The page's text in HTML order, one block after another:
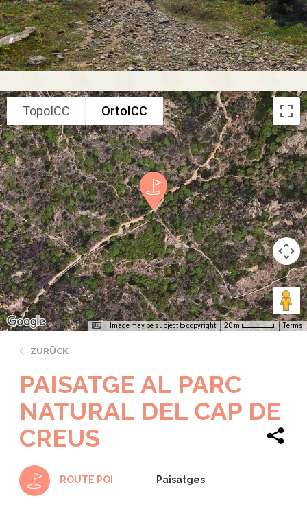
TopoICC OrtoICC
Image may be subject to copyright 20 m Terms
ZURÜCK
PAISATGE AL PARC
NATURAL DEL CAP DE
CREUS
ROUTE POI Paisatges